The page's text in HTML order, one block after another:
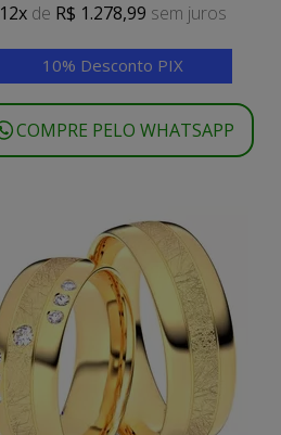
12x de R$ 1.278,99 sem juros
10% Desconto PIX
COMPRE PELO WHATSAPP